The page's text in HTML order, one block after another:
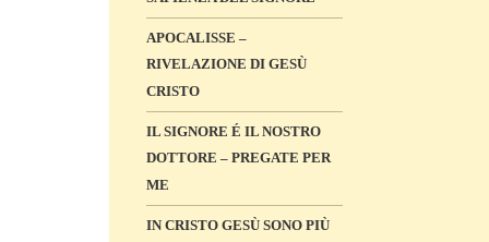
APOCALISSE –
RIVELAZIONE DI GESÙ
CRISTO
IL SIGNORE É IL NOSTRO
DOTTORE – PREGATE PER
ME
IN CRISTO GESÙ SONO PIÙ